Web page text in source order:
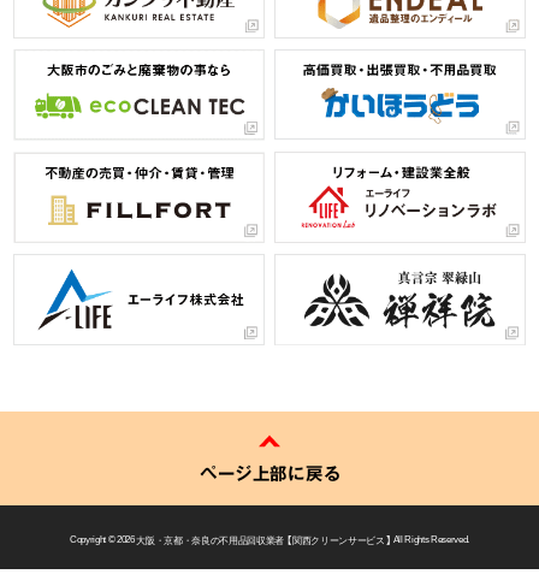
ページ上部に戻る
Copyright © 2026大阪・京都・奈良の不用品回収業者 【 関西クリーンサービス 】 All Rights Reserved.